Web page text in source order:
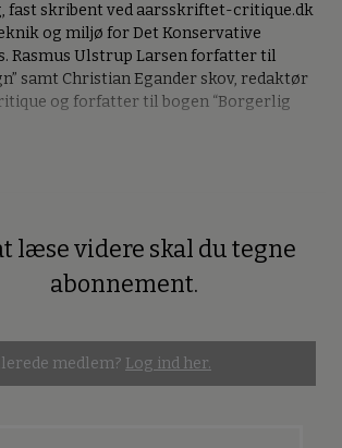
fast skribent ved aarsskriftet-critique.dk
og miljø for Det Konservative
Rasmus Ulstrup Larsen forfatter til
samt Christian Egander skov, redaktør
og forfatter til bogen “Borgerlig
læse videre skal du tegne
abonnement.
medlem? Log ind her.